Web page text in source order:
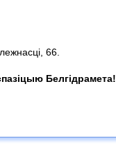
66.
Белгідрамета!